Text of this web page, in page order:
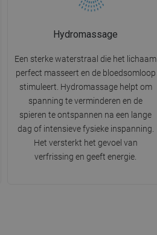
Hydromassage
Een sterke waterstraal die het lichaam
perfect masseert en de bloedsomloop
stimuleert. Hydromassage helpt om
spanning te verminderen en de
spieren te ontspannen na een lange
dag of intensieve fysieke inspanning.
Het versterkt het gevoel van
verfrissing en geeft energie.